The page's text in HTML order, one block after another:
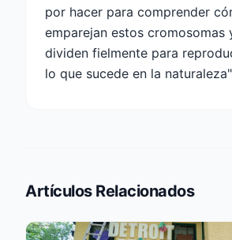
por hacer para comprender
emparejan estos cromosomas
dividen fielmente para
lo que sucede en la
Artículos Relacionados